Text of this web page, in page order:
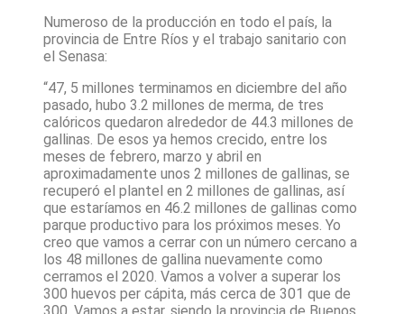
Numeroso de la producción en todo el país, la
provincia de Entre Ríos y el trabajo sanitario con
el Senasa:
“47, 5 millones terminamos en diciembre del año
pasado, hubo 3.2 millones de merma, de tres
calóricos quedaron alrededor de 44.3 millones de
gallinas. De esos ya hemos crecido, entre los
meses de febrero, marzo y abril en
aproximadamente unos 2 millones de gallinas, se
recuperó el plantel en 2 millones de gallinas, así
que estaríamos en 46.2 millones de gallinas como
parque productivo para los próximos meses. Yo
creo que vamos a cerrar con un número cercano a
los 48 millones de gallina nuevamente como
cerramos el 2020. Vamos a volver a superar los
300 huevos per cápita, más cerca de 301 que de